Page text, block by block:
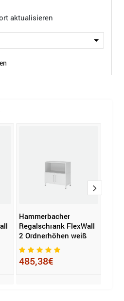
aktualisieren
Hammerbacher
Regalschrank FlexWall
2 Ordnerhöhen weiß
485,38€